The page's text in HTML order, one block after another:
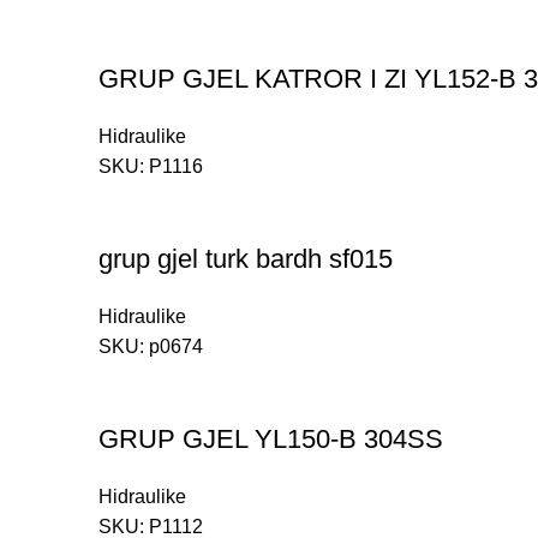
GRUP GJEL KATROR I ZI YL152-B
Hidraulike
SKU: P1116
grup gjel turk bardh sf015
Hidraulike
SKU: p0674
GRUP GJEL YL150-B 304SS
Hidraulike
SKU: P1112